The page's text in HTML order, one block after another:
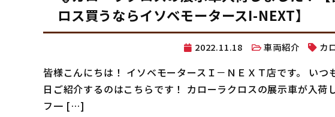
ロス買うならイソベモータースI-NEXT】
2022.11.18 車両紹介 カ
皆様こんにちは！ イソベモータースＩ－ＮＥＸＴ店です。 い
日ご紹介するのはこちらです！ カローラクロスの展示車が入荷
フ一 […]